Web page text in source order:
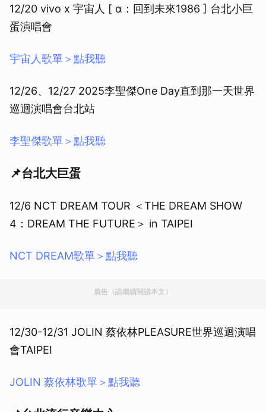
12/20 vivo x 宇宙人 [ α：回到未來1986 ] 台北小巨
蛋演唱會
宇宙人歌單＞點我聽
12/26、12/27 2025李聖傑One Day直到那一天世界
巡迴演唱會台北站
李聖傑歌單＞點我聽
📌台北大巨蛋
12/6 NCT DREAM TOUR ＜THE DREAM SHOW
4：DREAM THE FUTURE＞ in TAIPEI
NCT DREAM歌單＞點我聽
廣告（請繼續閱讀本文）
12/30-12/31 JOLIN 蔡依林PLEASURE世界巡迴演唱
會TAIPEI
JOLIN 蔡依林歌單＞點我聽